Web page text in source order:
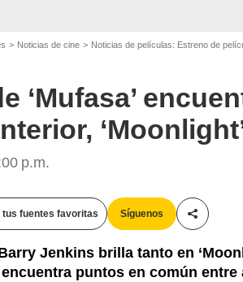
Noticias de cine Noticias de películas: Estreno de
‘Mufasa’
p.m.
tus fuentes favoritas Síguenos
Jenkins brilla tanto en
puntos en común entre